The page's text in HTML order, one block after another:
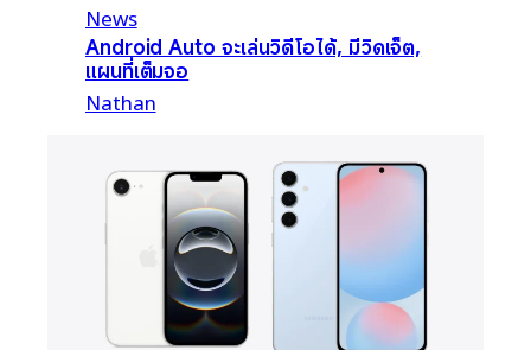
News
Android Auto จะเล่นวิดีโอได้, มีวิดเจ็ต,
แผนที่เต็มจอ
Nathan